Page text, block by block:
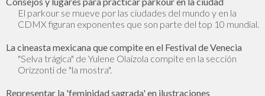
El parkour se mueve por las ciudades del mundo y en la
CDMX figuran exponentes que son parte del top 10 mundial.
La cineasta mexicana que compite en el Festival de Venecia
"Selva trágica" de Yulene Olaizola compite en la sección
Orizzonti de "la mostra".
Representar la 'feminidad sagrada' en ilustraciones